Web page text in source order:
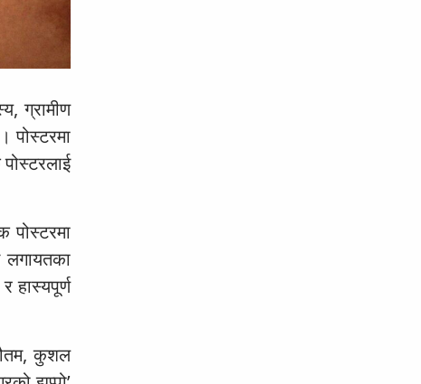
ग्रामीण
पोस्टरमा
पोस्टरमा
लगायतका
हास्यपूर्ण
कुशल